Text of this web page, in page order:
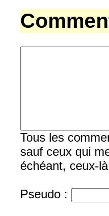
Tous les
sauf ceux qui
échéant, ceux-
Pseudo :